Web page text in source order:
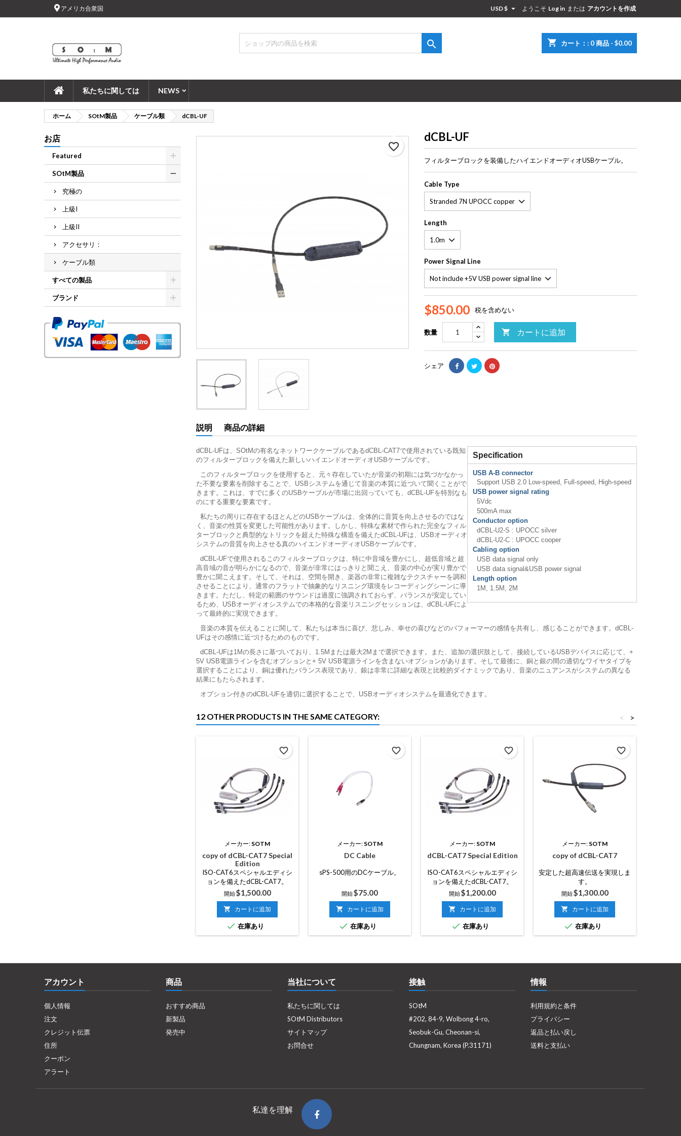
アメリカ合衆国 ようこそ Log in または アカウントを作成
USD $ 
shopping_cart カート：: 0商品 - $0.00

私たちに関しては NEWS
ホーム SOtM製品 ケーブル類 dCBL-UF
お店
Featured
SOtM製品
究極の
上級I
上級II
アクセサリ：
ケーブル類
すべての製品
ブランド
favorite_border
dCBL-UF
フィルターブロックを装備したハイエンドオーディオUSBケーブル。
Cable Type
Length
Power Signal Line
$850.00 税を含めない
数量  カートに追加
シェア
説明 商品の詳細
Specification
USB A-B connector
Support USB 2.0 Low-speed, Full-speed, High-speed
USB power signal rating
5Vdc
500mA max
Conductor option
dCBL-U2-S : UPOCC silver
dCBL-U2-C : UPOCC cooper
Cabling option
USB data signal only
USB data signal&USB power signal
Length option
1M, 1.5M, 2M
dCBL-UFは、SOtMの有名なネットワークケーブルであるdCBL-CAT7で使用されている既知
のフィルターブロックを備えた新しいハイエンドオーディオUSBケーブルです。
このフィルターブロックを使用すると、元々存在していたが音楽の初期には気づかなかっ
た不要な要素を削除することで、USBシステムを通じて音楽の本質に近づいて聞くことがで
きます。これは、すでに多くのUSBケーブルが市場に出回っていても、dCBL-UFを特別なも
のにする重要な要素です。
私たちの周りに存在するほとんどのUSBケーブルは、全体的に音質を向上させるのではな
く、音楽の性質を変更した可能性があります。しかし、特殊な素材で作られた完全なフィル
ターブロックと典型的なトリックを超えた特殊な構造を備えたdCBL-UFは、USBオーディオ
システムの音質を向上させる真のハイエンドオーディオUSBケーブルです。
dCBL-UFで使用されるこのフィルターブロックは、特に中音域を豊かにし、超低音域と超
高音域の音が明らかになるので、音楽が非常にはっきりと聞こえ、音楽の中心が実り豊かで
豊かに聞こえます。そして、それは、空間を開き、楽器の非常に複雑なテクスチャーを調和
させることにより、通常のフラットで抽象的なリスニング環境をレコーディングシーンに導
きます。ただし、特定の範囲のサウンドは過度に強調されておらず、バランスが安定してい
るため、USBオーディオシステムでの本格的な音楽リスニングセッションは、dCBL-UFによ
って最終的に実現できます。
音楽の本質を伝えることに関して、私たちは本当に喜び、悲しみ、幸せの喜びなどのパフォーマーの感情を共有し、感じることができます。dCBL-
UFはその感情に近づけるためのものです。
dCBL-UFは1Mの長さに基づいており、1.5Mまたは最大2Mまで選択できます。また、追加の選択肢として、接続しているUSBデバイスに応じて、+
5V USB電源ラインを含むオプションと+ 5V USB電源ラインを含まないオプションがあります。そして最後に、銅と銀の間の適切なワイヤタイプを
選択することにより、銅は優れたバランス表現であり、銀は非常に詳細な表現と比較的ダイナミックであり、音楽のニュアンスがシステムの異なる
結果にもたらされます。
オプション付きのdCBL-UFを適切に選択することで、USBオーディオシステムを最適化できます。
12 OTHER PRODUCTS IN THE SAME CATEGORY: >
<
メーカー: SOTM
copy of dCBL-CAT7 Special
Edition
ISO-CAT6スペシャルエディシ
ョンを備えたdCBL-CAT7。
開始価
格
$1,500.00
 カートに追加
 在庫あり
favorite_border
メーカー: SOTM
DC Cable
sPS-500用のDCケーブル。
開始価
$75.00
 カートに追加
 在庫あり
favorite_border
メーカー: SOTM
dCBL-CAT7 Special Edition
ISO-CAT6スペシャルエディシ
ョンを備えたdCBL-CAT7。
開始価
格
$1,200.00
 カートに追加
 在庫あり
favorite_border
メーカー: SOTM
copy of dCBL-CAT7
安定した超高速伝送を実現しま
す。
開始価
格
$1,300.00
 カートに追加
 在庫あり
favorite_border
アカウント
個人情報
注文
クレジット伝票
住所
クーポン
アラート
商品
おすすめ商品
新製品
発売中
当社について
私たちに関しては
SOtM Distributors
サイトマップ
お問合せ
接触
SOtM
#202, 84-9, Wolbong 4-ro,
Seobuk-Gu, Cheonan-si,
Chungnam, Korea (P.31171)
情報
利用規約と条件
プライバシー
返品と払い戻し
送料と支払い
Create new list
You need to be logged in to save products in your wishlist.
私達を理解